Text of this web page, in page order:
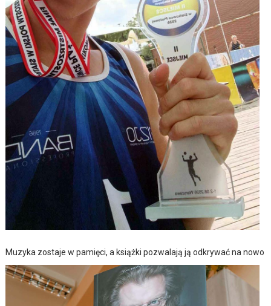
Muzyka zostaje w pamięci, a książki pozwalają ją odkrywać na nowo